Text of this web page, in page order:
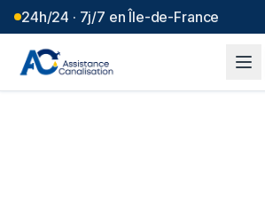
24h/24 · 7j/7 en Île-de-France